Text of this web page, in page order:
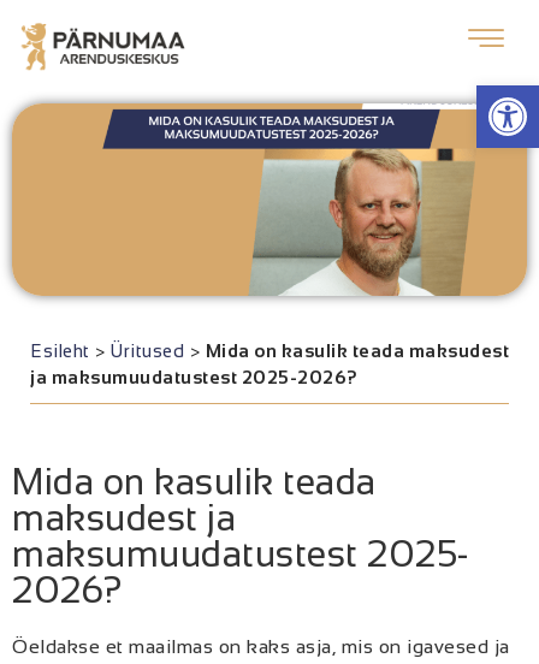
Esileht > Üritused > Mida on kasulik teada maksudest
ja maksumuudatustest 2025-2026?
Mida on kasulik teada
maksudest ja
maksumuudatustest 2025-
2026?
Öeldakse et maailmas on kaks asja, mis on igavesed ja